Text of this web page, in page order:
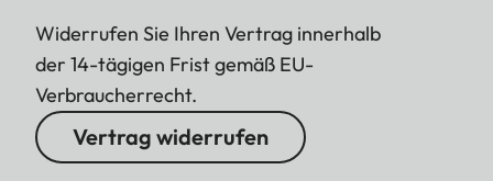
Widerrufen Sie Ihren Vertrag innerhalb
der 14-tägigen Frist gemäß EU-
Verbraucherrecht.
Vertrag widerrufen